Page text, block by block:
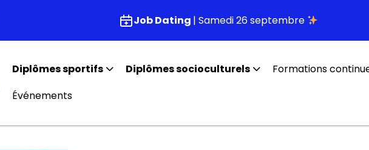
Job Dating | Samedi 26 septembre
Diplômes sportifs Diplômes socioculturels
Formations
Événements